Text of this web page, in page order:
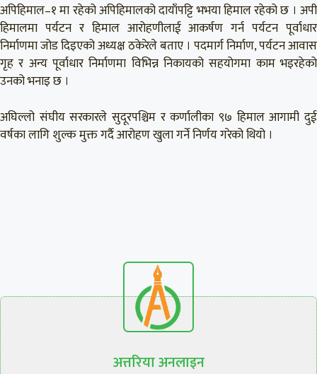
अपिहिमाल–१ मा रहेको अपिहिमालको दायाँपट्टि भभया हिमाल रहेको छ । अपी
हिमालमा पर्यटन र हिमाल आरोहणीलाई आकर्षण गर्न पर्यटन पूर्वाधार
निर्माणमा जोड दिइएको अध्यक्ष ठकेरेले बताए । पदमार्ग निर्माण, पर्यटन आवास
गृह र अन्य पूर्वाधार निर्माणमा विभिन्न निकायको सहयोगमा काम भइरहेको
उनको भनाइ छ ।
अघिल्लो संघीय सरकारले सुदूरपश्चिम र कर्णालीका ९७ हिमाल आगामी दुई
वर्षका लागि शुल्क मुक्त गर्दै आरोहण खुला गर्ने निर्णय गरेको थियो ।
अत्तरिया अनलाइन